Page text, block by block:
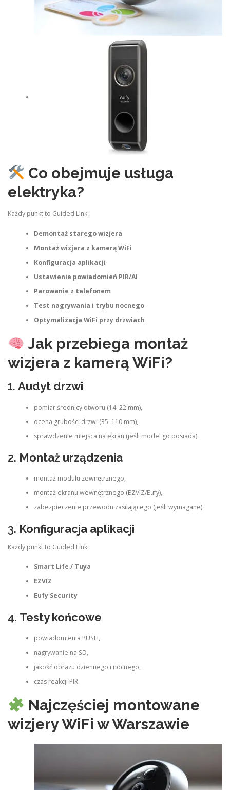
Co obejmuje usługa
elektryka?
Każdy punkt to Guided Link:
Demontaż starego wizjera
Montaż wizjera z kamerą WiFi
Konfiguracja aplikacji
Ustawienie powiadomień PIR/AI
Parowanie z telefonem
Test nagrywania i trybu nocnego
Optymalizacja WiFi przy drzwiach
Jak przebiega montaż
wizjera z kamerą WiFi?
1. Audyt drzwi
pomiar średnicy otworu (14–22 mm),
ocena grubości drzwi (35–110 mm),
sprawdzenie miejsca na ekran (jeśli model go posiada).
2. Montaż urządzenia
montaż modułu zewnętrznego,
montaż ekranu wewnętrznego (EZVIZ/Eufy),
zabezpieczenie przewodu zasilającego (jeśli wymagane).
3. Konfiguracja aplikacji
Każdy punkt to Guided Link:
Smart Life / Tuya
EZVIZ
Eufy Security
4. Testy końcowe
powiadomienia PUSH,
nagrywanie na SD,
jakość obrazu dziennego i nocnego,
czas reakcji PIR.
Najczęściej montowane
wizjery WiFi w Warszawie